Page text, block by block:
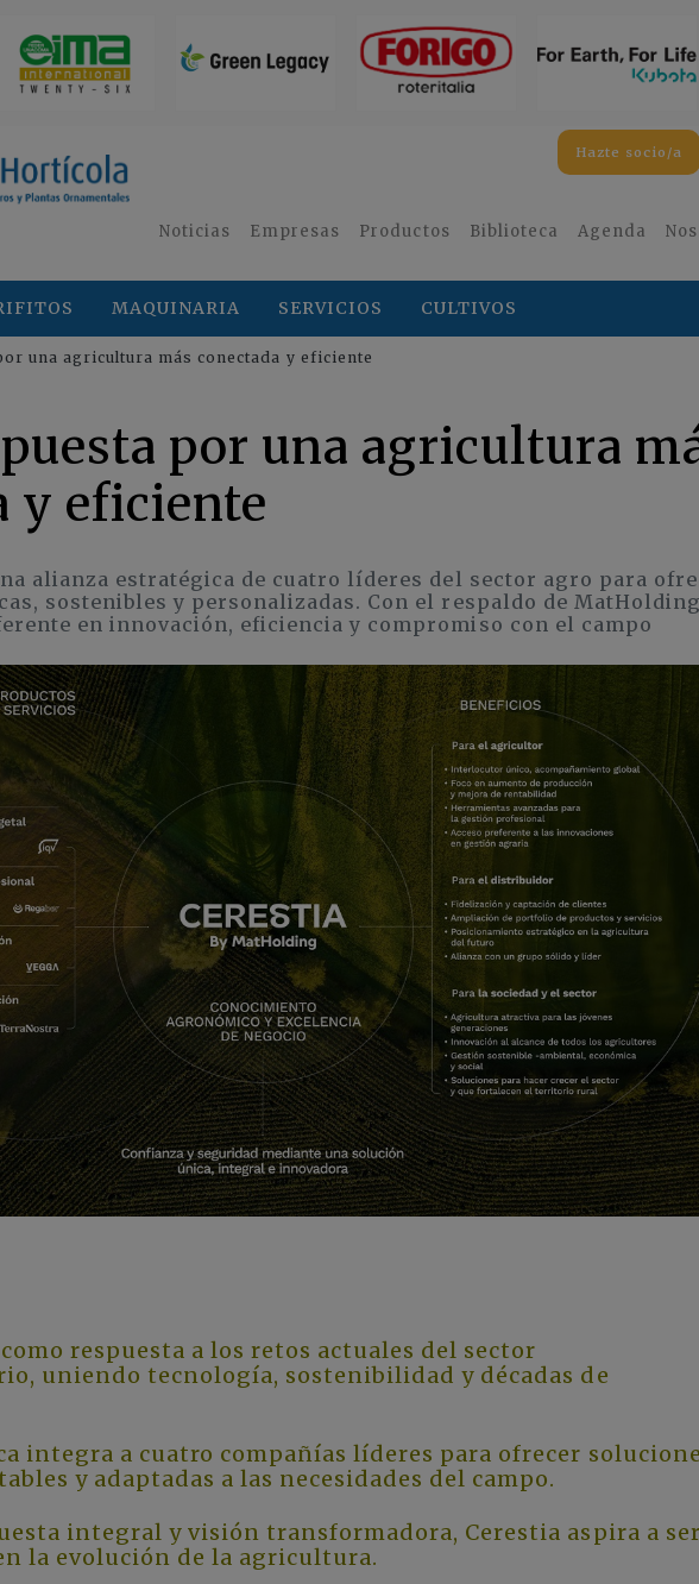
Hazte socio/a
Noticias Empresas Productos Biblioteca Agenda
MAQUINARIA SERVICIOS CULTIVOS
una agricultura más conectada y eficiente
por una agricultura
y eficiente
alianza estratégica de cuatro líderes del sector agro para
sostenibles y personalizadas. Con el respaldo de
en innovación, eficiencia y compromiso con el campo
respuesta a los retos actuales del sector
uniendo tecnología, sostenibilidad y décadas de
integra a cuatro compañías líderes para ofrecer
y adaptadas a las necesidades del campo.
integral y visión transformadora, Cerestia aspira a
la evolución de la agricultura.